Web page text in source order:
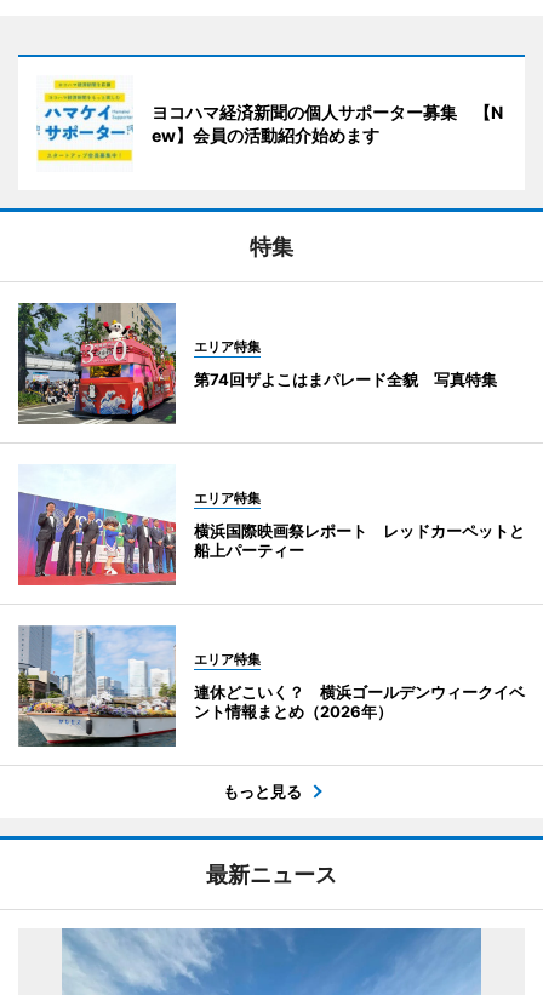
ヨコハマ経済新聞の個人サポーター募集 【N
ew】会員の活動紹介始めます
特集
エリア特集
第74回ザよこはまパレード全貌 写真特集
エリア特集
横浜国際映画祭レポート レッドカーペットと
船上パーティー
エリア特集
連休どこいく？ 横浜ゴールデンウィークイベ
ント情報まとめ（2026年）
もっと見る
最新ニュース